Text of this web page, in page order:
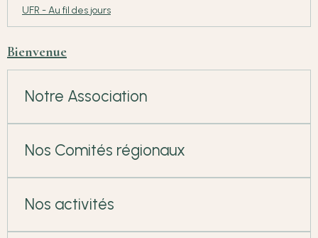
UFR - Au fil des jours
Bienvenue
Notre Association
Nos Comités régionaux
Nos activités